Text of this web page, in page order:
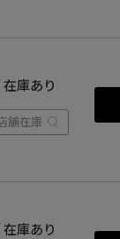
在庫あり
舗在庫
在庫あり